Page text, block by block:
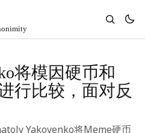
将模因硬币和
行比较，面对反
Yakovenko将Meme硬币